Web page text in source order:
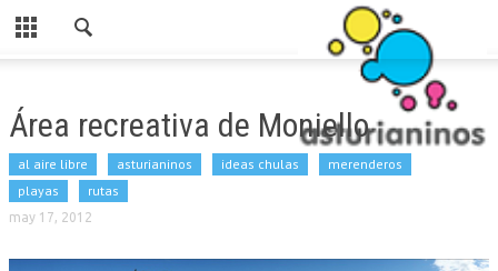
Cerrar
CATEGORIAS
PARA ESTE FINDE
ASTURIANINOS
Área recreativa de Moniello
al aire libre asturianinos ideas chulas
merenderos
playas
rutas
may 17, 2012